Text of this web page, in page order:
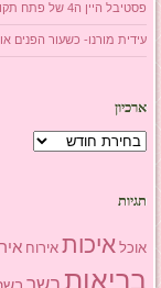
פסטיבל היין ה4 של פתח תקווה- חוויה לכל החושים.
עידית מורנו- כשעור הפנים
ארכיון
ארכיון
תגיות
אוכל איכות אירוח
בריאות